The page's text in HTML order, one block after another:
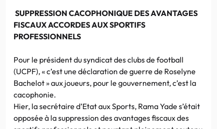
SUPPRESSION CACOPHONIQUE DES AVANTAGES
FISCAUX ACCORDES AUX SPORTIFS
PROFESSIONNELS
Pour le président du syndicat des clubs de football
(UCPF), « c’est une déclaration de guerre de Roselyne
Bachelot » aux joueurs, pour le gouvernement, c’est la
cacophonie.
Hier, la secrétaire d’Etat aux Sports, Rama Yade s’était
opposée à la suppression des avantages fiscaux des